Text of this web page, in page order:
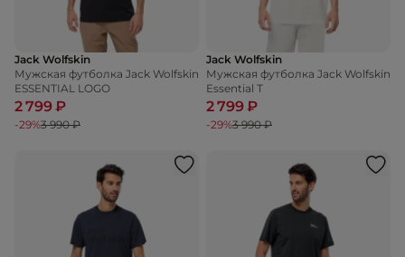
Jack Wolfskin
Мужская футболка Jack Wolfskin
ESSENTIAL LOGO
2 799 ₽
-29%3 990 ₽
Jack Wolfskin
Мужская футболка Jack Wolfskin
Essential T
2 799 ₽
-29%3 990 ₽